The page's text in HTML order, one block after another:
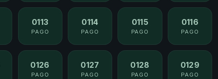
0113
PAGO
0114
PAGO
0115
PAGO
0116
PAGO
0126
PAGO
0127
PAGO
0128
PAGO
0129
PAGO